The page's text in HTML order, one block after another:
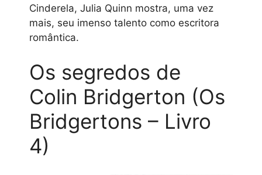
Cinderela, Julia Quinn mostra, uma vez
mais, seu imenso talento como escritora
romântica.
Os segredos de
Colin Bridgerton (Os
Bridgertons – Livro
4)